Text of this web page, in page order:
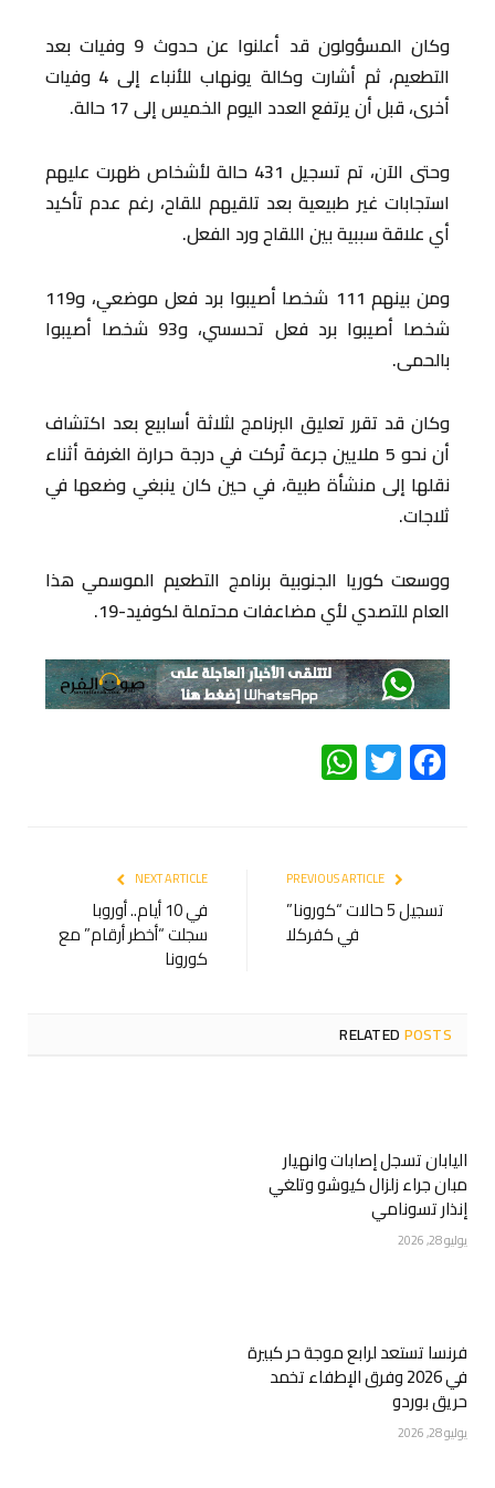
وكان المسؤولون قد أعلنوا عن حدوث 9 وفيات بعد
التطعيم، ثم أشارت وكالة يونهاب للأنباء إلى 4 وفيات
أخرى، قبل أن يرتفع العدد اليوم الخميس إلى 17 حالة.
وحتى الآن، تم تسجيل 431 حالة لأشخاص ظهرت عليهم
استجابات غير طبيعية بعد تلقيهم للقاح، رغم عدم تأكيد
أي علاقة سببية بين اللقاح ورد الفعل.
ومن بينهم 111 شخصا أصيبوا برد فعل موضعي، و119
شخصا أصيبوا برد فعل تحسسي، و93 شخصا أصيبوا
بالحمى.
وكان قد تقرر تعليق البرنامج لثلاثة أسابيع بعد اكتشاف
أن نحو 5 ملايين جرعة تُركت في درجة حرارة الغرفة أثناء
نقلها إلى منشأة طبية، في حين كان ينبغي وضعها في
ثلاجات.
ووسعت كوريا الجنوبية برنامج التطعيم الموسمي هذا
العام للتصدي لأي مضاعفات محتملة لكوفيد-19.
Facebook
Twitter
WhatsApp
تسجيل 5 حالات “كورونا”
في كفركلا
NEXT ARTICLE
في 10 أيام.. أوروبا
سجلت “أخطر أرقام” مع
كورونا
RELATEDPOSTS
اليابان تسجل إصابات وانهيار
مبان جراء زلزال كيوشو وتلغي
إنذار تسونامي
يوليو 28, 2026
فرنسا تستعد لرابع موجة حر كبيرة
في 2026 وفرق الإطفاء تخمد
حريق بوردو
يوليو 28, 2026